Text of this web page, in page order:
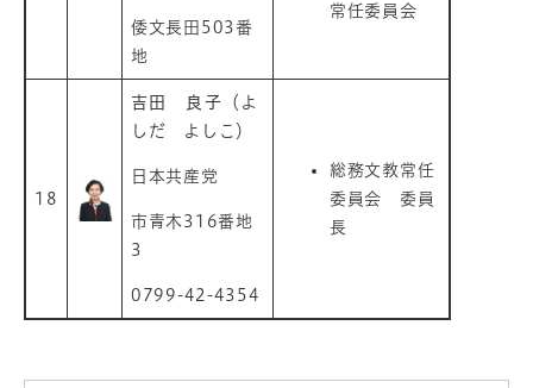
倭文長田503番
地
常任委員会
18
吉田 良子 （よ
しだ よしこ）
日本共産党
市青木316番地
3
0799-42-4354
総務文教常任
委員会 委員
長